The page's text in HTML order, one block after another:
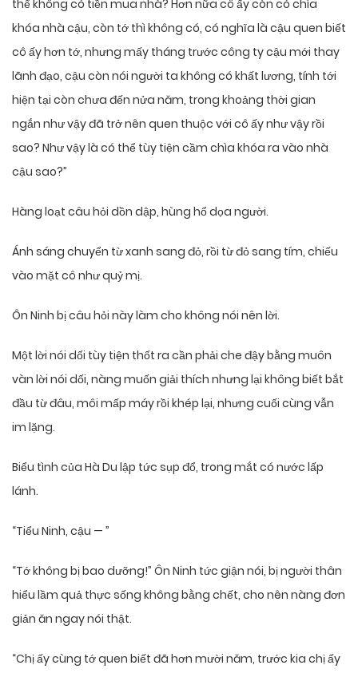
thể không có tiền mua nhà? Hơn nữa cô ấy còn có chìa
khóa nhà cậu, còn tớ thì không có, có nghĩa là cậu quen biết
cô ấy hơn tớ, nhưng mấy tháng trước công ty cậu mới thay
lãnh đạo, cậu còn nói người ta không có khất lương, tính tới
hiện tại còn chưa đến nửa năm, trong khoảng thời gian
ngắn như vậy đã trở nên quen thuộc với cô ấy như vậy rồi
sao? Như vậy là có thể tùy tiện cầm chìa khóa ra vào nhà
cậu sao?”
Hàng loạt câu hỏi dồn dập, hùng hổ dọa người.
Ánh sáng chuyển từ xanh sang đỏ, rồi từ đỏ sang tím, chiếu
vào mặt cô như quỷ mị.
Ôn Ninh bị câu hỏi này làm cho không nói nên lời.
Một lời nói dối tùy tiện thốt ra cần phải che đậy bằng muôn
vàn lời nói dối, nàng muốn giải thích nhưng lại không biết bắt
đầu từ đâu, môi mấp máy rồi khép lại, nhưng cuối cùng vẫn
im lặng.
Biểu tình của Hà Du lập tức sụp đổ, trong mắt có nước lấp
lánh.
“Tiểu Ninh, cậu — ”
“Tớ không bị bao dưỡng!” Ôn Ninh tức giận nói, bị người thân
hiểu lầm quả thực sống không bằng chết, cho nên nàng đơn
giản ăn ngay nói thật.
“Chị ấy cùng tớ quen biết đã hơn mười năm, trước kia chị ấy